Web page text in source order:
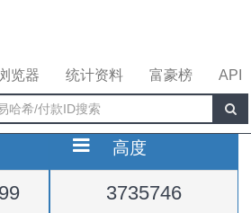
览器 统计资料 富豪榜 API
高度
3735746